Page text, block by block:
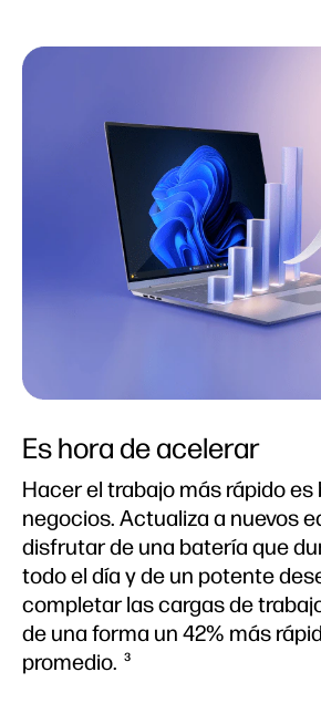
Es hora de acelerar
Hacer el trabajo más rápido es
negocios. Actualiza a nuevos
disfrutar de una batería que
todo el día y de un potente
completar las cargas de
de una forma un 42% más
promedio. 3